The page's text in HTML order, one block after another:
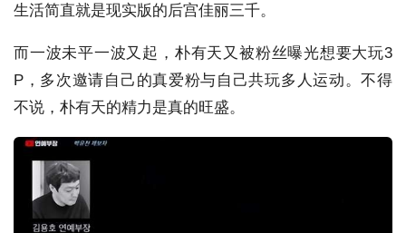
生活简直就是现实版的后宫佳丽三千。
而一波未平一波又起，朴有天又被粉丝曝光想要大玩3
P，多次邀请自己的真爱粉与自己共玩多人运动。不得
不说，朴有天的精力是真的旺盛。